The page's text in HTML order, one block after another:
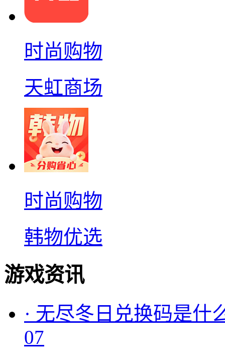
时尚购物
天虹商场
时尚购物
韩物优选
游戏资讯
· 无尽冬日兑换码是什
07